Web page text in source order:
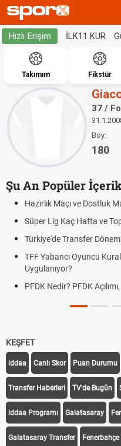
Hızlı Erişim İLK11 KUR
Takımım Fikstür
37 /
Boy:
180
Şu An Popüler
Hazırlık Maçı ve Dostluk
Süper Lig Kaç Hafta ve
Türkiye'de Transfer
TFF Yabancı Oyuncu
Uygulanıyor?
PFDK Nedir? PFDK
KEŞFET
iddaa Canlı Skor Puan Durumu
Transfer Haberleri TV'de Bugün
iddaa Programı Galatasaray
Galatasaray Transfer